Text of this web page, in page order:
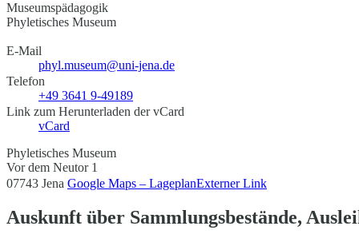
Museumspädagogik
Phyletisches Museum
E-Mail
phyl.museum@uni-jena.de
Telefon
+49 3641 9-49189
Link zum Herunterladen der vCard
vCard
Phyletisches Museum
Vor dem Neutor 1
07743 Jena Google Maps – LageplanExterner Link
Auskunft über Sammlungsbestände,